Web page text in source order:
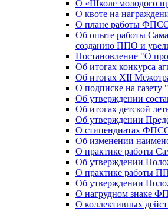
О «Школе молодого
О квоте на
О плане работы ФПСО
Об опыте работы
созданию ППО и
Постановление "О
Об итогах конкурса
Об итогах XII
О подписке на газету
Об утверждении
Об итогах детской
Об утверждении
О стипендиатах
Об изменении
О практике работы
Об утверждении
О практике работы
Об утверждении
О нагрудном знаке
О коллективных